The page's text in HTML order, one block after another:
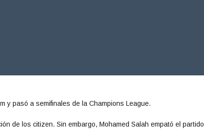
y pasó a semifinales de la Champions League.
de los citizen. Sin embargo, Mohamed Salah empató el partido